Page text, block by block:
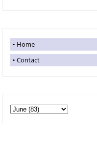
Home
Contact